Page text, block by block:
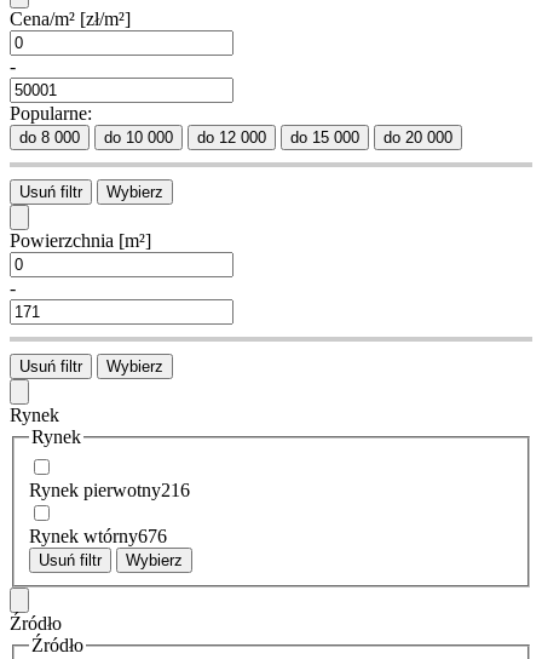
Cena/m² [zł/m²]
-
Popularne:
do 8 000 do 10 000 do 12 000 do 15 000 do 20 000
Usuń filtr Wybierz
Powierzchnia [m²]
-
Usuń filtr Wybierz
Rynek
Rynek
Rynek pierwotny216
Rynek wtórny676
Usuń filtr Wybierz
Źródło
Źródło